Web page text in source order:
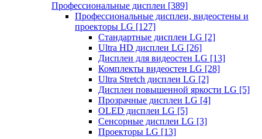
Профессиональные дисплеи [389]
Профессиональные дисплеи, видеостены и
проекторы LG [127]
Стандартные дисплеи LG [2]
Ultra HD дисплеи LG [26]
Дисплеи для видеостен LG [13]
Комплекты видеостен LG [28]
Ultra Stretch дисплеи LG [2]
Дисплеи повышенной яркости LG [5]
Прозрачные дисплеи LG [4]
OLED дисплеи LG [5]
Сенсорные дисплеи LG [3]
Проекторы LG [13]